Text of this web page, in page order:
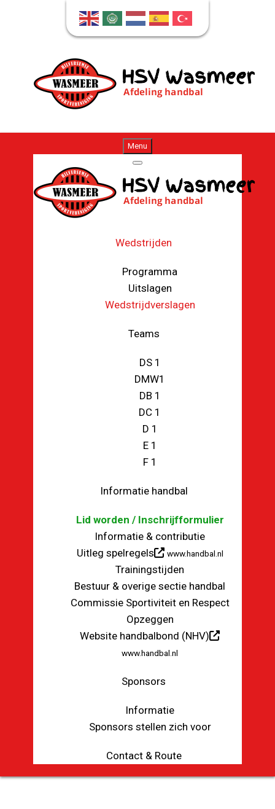
Menu
Wedstrijden
Programma
Uitslagen
Wedstrijdverslagen
Teams
DS 1
DMW1
DB 1
DC 1
D 1
E 1
F 1
Informatie handbal
Lid worden / Inschrijfformulier
Informatie & contributie
Uitleg spelregels
www.handbal.nl
Trainingstijden
Bestuur & overige sectie handbal
Commissie Sportiviteit en Respect
Opzeggen
Website handbalbond (NHV)
www.handbal.nl
Sponsors
Informatie
Sponsors stellen zich voor
Contact & Route